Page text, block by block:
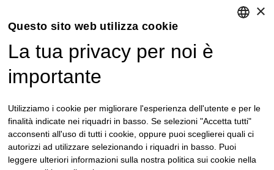
×
Questo sito web utilizza cookie
La tua privacy per noi è
importante
Utilizziamo i cookie per migliorare l'esperienza dell'utente e per le
finalità indicate nei riquadri in basso. Se selezioni "Accetta tutti"
acconsenti all'uso di tutti i cookie, oppure puoi sceglierei quali ci
autorizzi ad utilizzare selezionando i riquadri in basso. Puoi
leggere ulteriori informazioni sulla nostra politica sui cookie nella